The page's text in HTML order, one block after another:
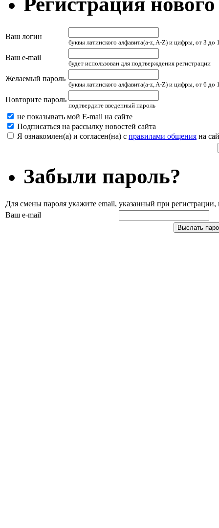
Ваш логин
буквы латинского алфавита(a-z, A-Z) и цифры, от 3 до
Ваш e-mail
будет использован для подтверждения регистрации
Желаемый пароль
буквы латинского алфавита(a-z, A-Z) и цифры, от 6 до
Повторите пароль
подтвердите введенный пароль
не показывать мой E-mail на сайте
Подписаться на рассылку новостей сайта
Я ознакомлен(а) и согласен(на) с правилами общения на
Забыли пароль?
Для смены пароля укажите email, указанный при
Ваш e-mail